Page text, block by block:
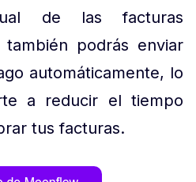
de las facturas
también podrás enviar
automáticamente, lo
a reducir el tiempo
tus facturas.